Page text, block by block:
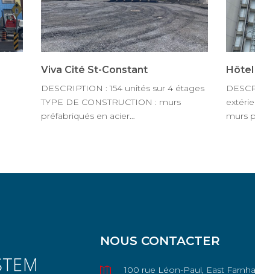
Viva Cité St-Constant
DESCRIPTION : 154 unités sur 4 étages
TYPE DE CONSTRUCTION : murs
préfabriqués en acier…
murs
NOUS CONTACTER
100 rue Léon-Paul, East